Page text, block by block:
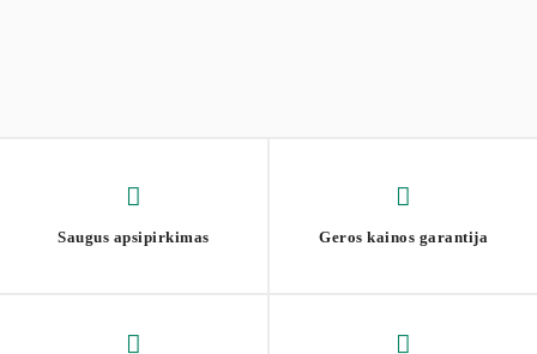
Saugus apsipirkimas Geros kainos garantija